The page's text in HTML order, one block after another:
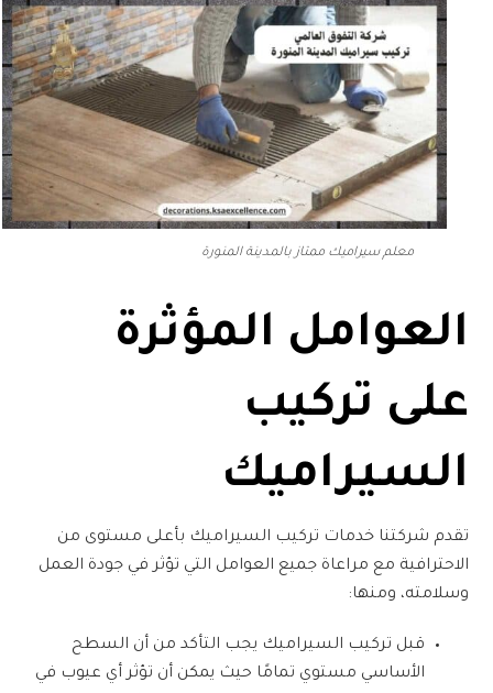
معلم سيراميك ممتاز بالمدينة المنورة
العوامل المؤثرة
على تركيب
السيراميك
تقدم شركتنا خدمات تركيب السيراميك بأعلى مستوى من
الاحترافية مع مراعاة جميع العوامل التي تؤثر في جودة العمل
وسلامته، ومنها:
قبل تركيب السيراميك يجب التأكد من أن السطح
الأساسي مستوي تمامًا حيث يمكن أن تؤثر أي عيوب في